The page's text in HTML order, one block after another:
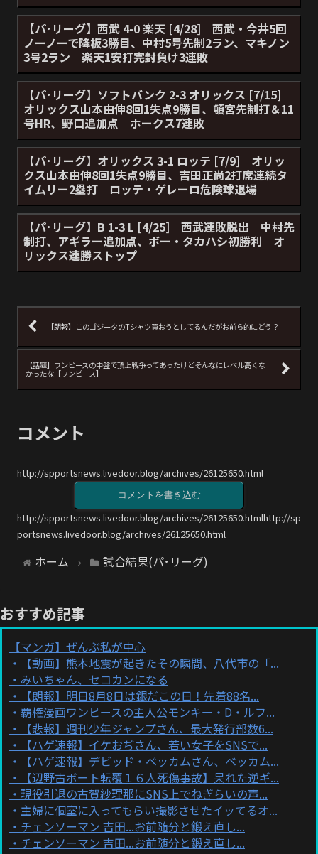
【パ･リーグ】西武 4-0 楽天 [4/28] 西武・今井5回
ノーノーで降板3勝目、中村5号先制2ラン、マキノン
3号2ラン 楽天1安打完封負け3連敗
【パ･リーグ】ソフトバンク 2-3 オリックス [7/15]
オリックス山本由伸8回1失点9勝目、頓宮先制打＆11
号HR、野口追加点 ホークス7連敗
【パ･リーグ】オリックス 3-1 ロッテ [7/9] オリッ
クス山本由伸8回1失点9勝目、吉田正尚2打席連続タ
イムリー2塁打 ロッテ・ゲレーロ危険球退場
【パ･リーグ】B 1-3 L [4/25] 西武連敗脱出 中村先
制打、アギラー追加点、ボー・タカハシ初勝利 オ
リックス連勝ストップ
【朗報】このゴジータのTシャツ買おうとしてるんだがお前ら的にどう？
【話題】ワンピースの中盤で頂上戦争ってあったけどそんなにレベル高くな
かったな【ワンピース】
コメント
http://spportsnews.livedoor.blog/archives/26125650.html
コメントを書き込む
http://spportsnews.livedoor.blog/archives/26125650.htmlhttp://sp
portsnews.livedoor.blog/archives/26125650.html
ホーム 試合結果(パ･リーグ)
おすすめ記事
【マンガ】ぜんぶ私が中心
【動画】熊本地震が起きたその瞬間、八代市の「...
みいちゃん、セコカンになる
【朗報】明日8月8日は銀だこの日！先着88名...
覇権漫画ワンピースの主人公モンキー・D・ルフ...
【悲報】週刊少年ジャンプさん、最大発行部数6...
【ハゲ速報】イケおぢさん、若い女子をSNSで...
【ハゲ速報】デビッド・ベッカムさん、ベッカム...
【辺野古ボート転覆１６人死傷事故】呆れた逆ギ...
現役引退の古賀紗理那にSNS上でねぎらいの声...
主婦に個室に入ってもらい撮影させたイッてるオ...
チェンソーマン 吉田...お前随分と鍛え直し...
チェンソーマン 吉田...お前随分と鍛え直し...